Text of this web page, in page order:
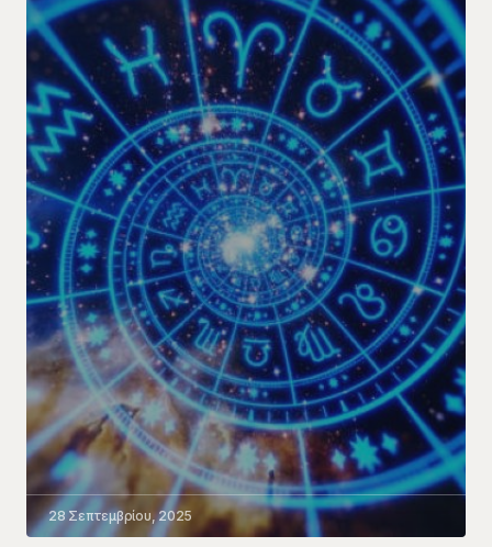
28 Σεπτεμβρίου, 2025